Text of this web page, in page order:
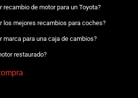
recambio de motor para un Toyota?
los mejores recambios para coches?
marca para una caja de cambios?
restaurado?